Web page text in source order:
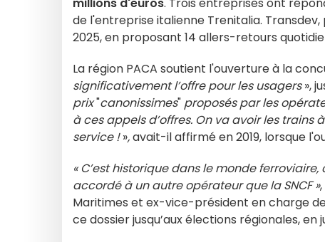
de l'entreprise italienne Trenitalia.
2025, en proposant 14 allers-retours
La région PACA soutient l'ouverture à la
significativement l’offre pour les usagers»,
prix"canonissimes" proposés par les
à ces appels d’offres. On va avoir les trains
service ! »,avait-il affirmé en 2019, lorsque
« C’est historique dans le monde
accordé à un autre opérateur que la SNCF »
Maritimes et ex-vice-président en charge
ce dossier jusqu’aux élections régionales, en